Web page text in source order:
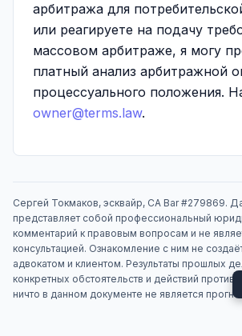
арбитража для
или реагируете на подачу
массовом арбитраже, я могу
платный анализ арбитражной
процессуального положения.
owner@terms.law.
Сергей Токмаков, эсквайр, CA Bar #279869.
представляет собой профессиональный
комментарий к правовым вопросам и не
консультацией. Ознакомление с ним не
адвокатом и клиентом. Результаты прошлых
конкретных обстоятельств и действий
ничто в данном документе не является